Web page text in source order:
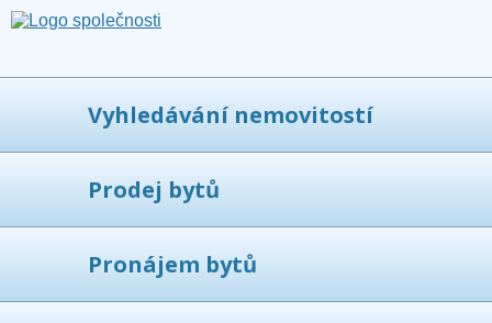
Vyhledávání nemovitostí
Prodej bytů
Pronájem bytů